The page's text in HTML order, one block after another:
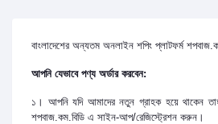
বাংলাদেশের অন্যতম অনলাইন শপিং প্লাটফর্ম
আপনি যেভাবে পণ্য অর্ডার করবেন:
১। আপনি যদি আমাদের নতুন গ্রাহক হয়ে থাকেন
শপবাজ.কম.বিডি এ সাইন-আপ/রেজিস্ট্রেশন করুন।